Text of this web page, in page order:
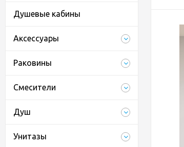
Душевые кабины
Аксессуары
Раковины
Смесители
Душ
Унитазы